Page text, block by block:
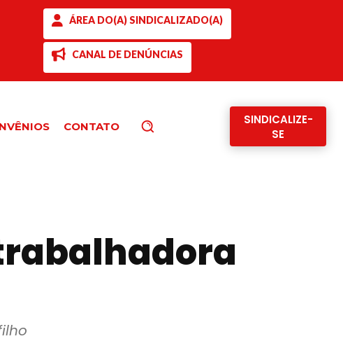
ÁREA DO(A) SINDICALIZADO(A)
CANAL DE DENÚNCIAS
CONTATO
SINDICALIZE-
SE